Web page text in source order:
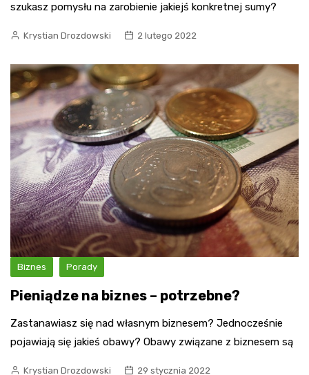
szukasz pomysłu na zarobienie jakiejś konkretnej sumy?
Krystian Drozdowski 2 lutego 2022
Biznes Porady
Pieniądze na biznes – potrzebne?
Zastanawiasz się nad własnym biznesem? Jednocześnie
pojawiają się jakieś obawy? Obawy związane z biznesem są
Krystian Drozdowski 29 stycznia 2022